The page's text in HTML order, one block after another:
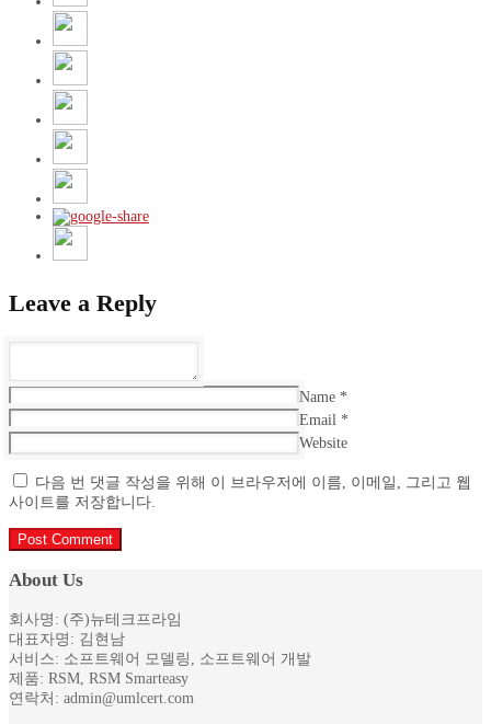
Leave a Reply
Name *
Email *
Website
다음 번 댓글 작성을 위해 이 브라우저에 이름, 이메일, 그리고 웹
사이트를 저장합니다.
About Us
회사명: (주)뉴테크프라임
대표자명: 김현남
서비스: 소프트웨어 모델링, 소프트웨어 개발
제품: RSM, RSM Smarteasy
연락처: admin@umlcert.com